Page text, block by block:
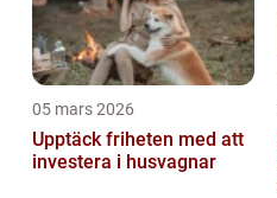
05 mars 2026
Upptäck friheten med att
investera i husvagnar